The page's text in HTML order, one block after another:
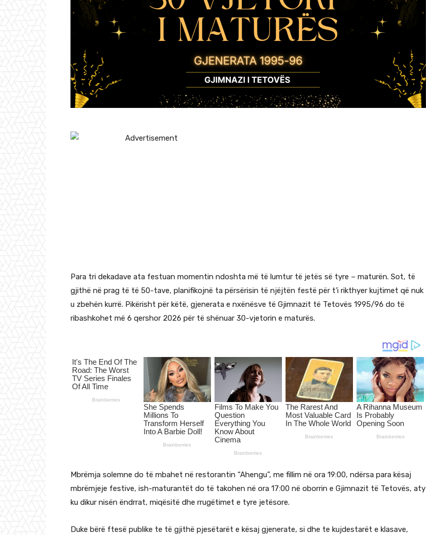
Para tri dekadave ata festuan momentin ndoshta më të lumtur të jetës së tyre – maturën. Sot, të
gjithë në prag të të 50-tave, planifikojnë ta përsërisin të njëjtën festë për t’i rikthyer kujtimet që nuk
u zbehën kurrë. Pikërisht për këtë, gjenerata e nxënësve të Gjimnazit të Tetovës 1995/96 do të
ribashkohet më 6 qershor 2026 për të shënuar 30-vjetorin e maturës.
Mbrëmja solemne do të mbahet në restorantin “Ahengu”, me fillim në ora 19:00, ndërsa para kësaj
mbrëmjeje festive, ish-maturantët do të takohen në ora 17:00 në oborrin e Gjimnazit të Tetovës, aty
ku dikur nisën ëndrrat, miqësitë dhe rrugëtimet e tyre jetësore.
Duke bërë ftesë publike te të gjithë pjesëtarët e kësaj gjenerate, si dhe te kujdestarët e klasave,